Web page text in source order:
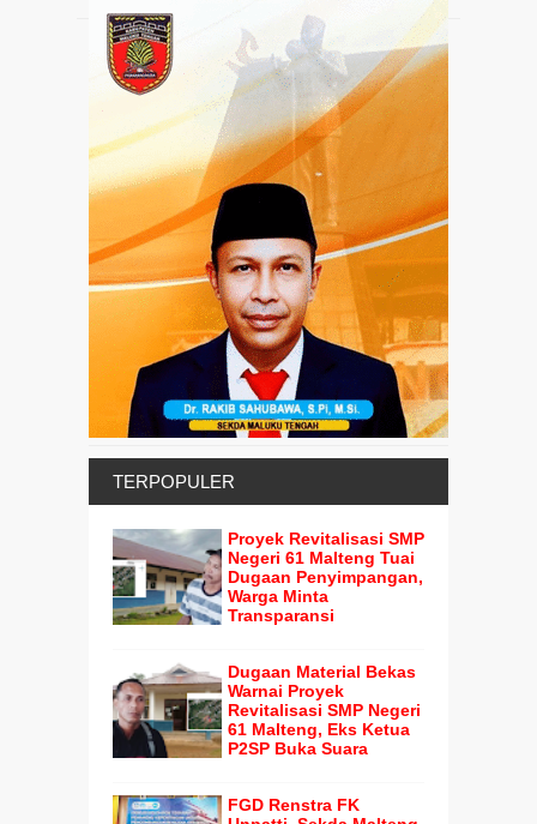
TERPOPULER
Proyek Revitalisasi SMP
Negeri 61 Malteng Tuai
Dugaan Penyimpangan,
Warga Minta
Transparansi
Dugaan Material Bekas
Warnai Proyek
Revitalisasi SMP Negeri
61 Malteng, Eks Ketua
P2SP Buka Suara
FGD Renstra FK